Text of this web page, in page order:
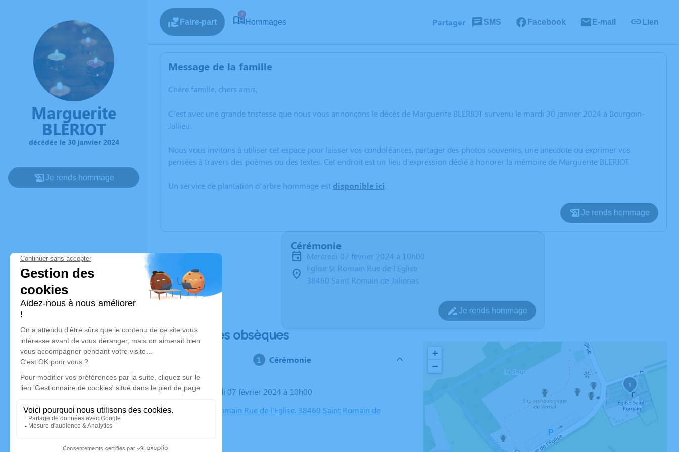
Marguerite
BLERIOT
décédée le 30 janvier 2024
Je rends hommage
Faire-part
8
Hommages Partager SMS Facebook E-mail Lien
Message de la famille
Chère famille, chers amis,
C’est avec une grande tristesse que nous vous annonçons le décès de Marguerite BLERIOT survenu le mardi 30 janvier 2024 à Bourgoin-
Jallieu.
Nous vous invitons à utiliser cet espace pour laisser vos condoléances, partager des photos souvenirs, une anecdote ou exprimer vos
pensées à travers des poèmes ou des textes. Cet endroit est un lieu d'expression dédié à honorer la mémoire de Marguerite BLERIOT.
Un service de plantation d’arbre hommage est disponible ici.
Je rends hommage
Cérémonie
mercredi 07 février 2024 à 10h00
Eglise St Romain Rue de l'Eglise
38460 Saint Romain de Jalionas
Je rends hommage
Déroulé des obsèques
Cérémonie
Le mercredi 07 février 2024 à 10h00
Eglise St Romain Rue de l'Eglise, 38460 Saint Romain de
1
+
−